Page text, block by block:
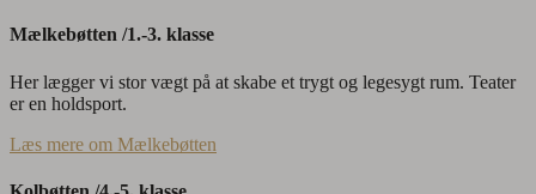
Mælkebøtten /1.-3. klasse
Her lægger vi stor vægt på at skabe et trygt og legesygt rum. Teater
er en holdsport.
Læs mere om Mælkebøtten